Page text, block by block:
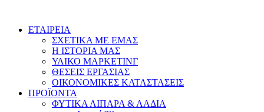
contentΕΤΑΙΡΕΙΑ
ΣΧΕΤΙΚΑ ΜΕ ΕΜΑΣ
Η ΙΣΤΟΡΙΑ ΜΑΣ
ΥΛΙΚΟ ΜΑΡΚΕΤΙΝΓ
ΘΕΣΕΙΣ ΕΡΓΑΣΙΑΣ
ΟΙΚΟΝΟΜΙΚΕΣ ΚΑΤΑΣΤΑΣΕΙΣ
ΠΡΟΪΟΝΤΑ
ΦΥΤΙΚΑ ΛΙΠΑΡΑ & ΛΑΔΙΑ